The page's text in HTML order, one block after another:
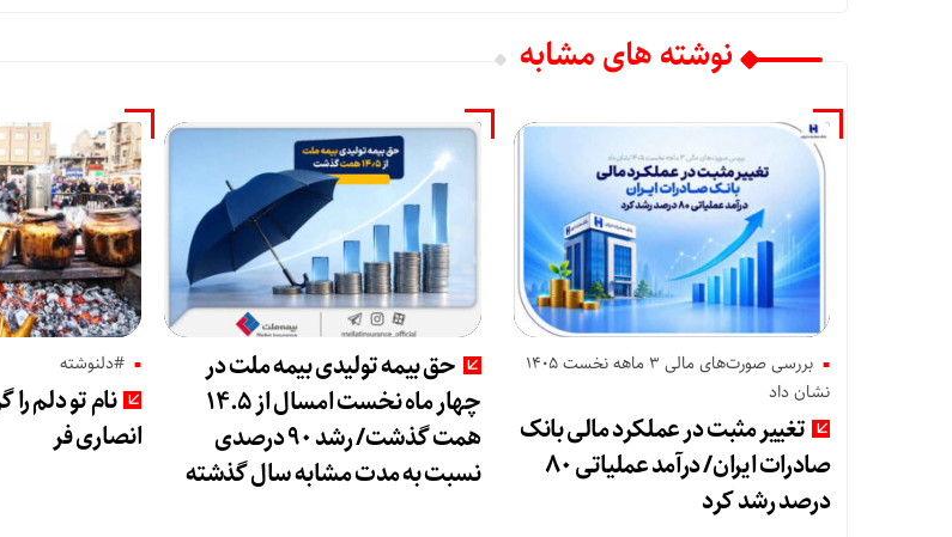
نوشته های مشابه
بررسی صورت‌های مالی 3 ماهه نخست 1405
نشان داد
تغییر مثبت در عملکرد مالی بانک
صادرات ایران/ درآمد عملیاتی ۸۰
درصد رشد کرد
حق بیمه تولیدی بیمه ملت در
چهار ماه نخست امسال از ۱۴.۵
همت گذشت/ رشد ۹۰ درصدی
نسبت به مدت مشابه سال گذشته
#دلنوشته
نام تو دلم
انصاری فر